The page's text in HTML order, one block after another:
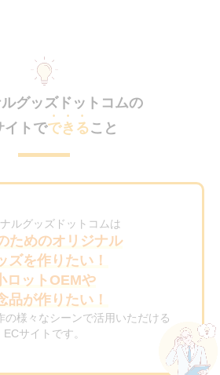
グッズドットコムの
イトでできること
ルグッズドットコムは
ためのオリジナル
ズを作りたい！
ロットOEMや
品が作りたい！
の様々なシーンで活用いただける
ECサイトです。